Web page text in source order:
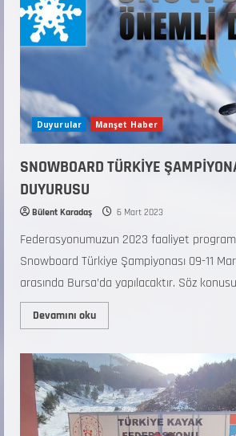
Duyurular Manşet Haber
SNOWBOARD TÜRKİYE
DUYURUSU
Bülent Karadaş 6 Mart 2023
Federasyonumuzun 2023 faaliyet
Snowboard Türkiye Şampiyonası 09-11
arasında Bursa’da yapılacaktır. Söz
Devamını oku